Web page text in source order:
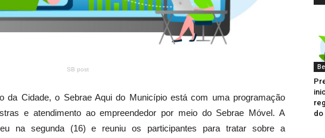
SB post
da Cidade, o Sebrae Aqui do Município está com uma programação
e atendimento ao empreendedor por meio do Sebrae Móvel. A
na segunda (16) e reuniu os participantes para tratar sobre a
do